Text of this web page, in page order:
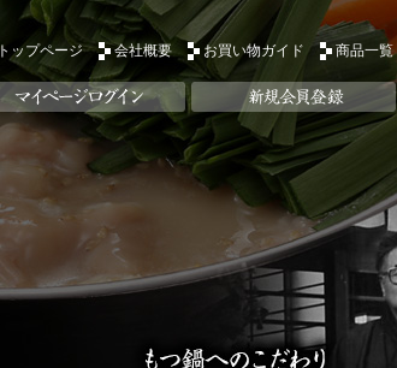
トップページ
会社概要 お買い物ガイド 商品一覧